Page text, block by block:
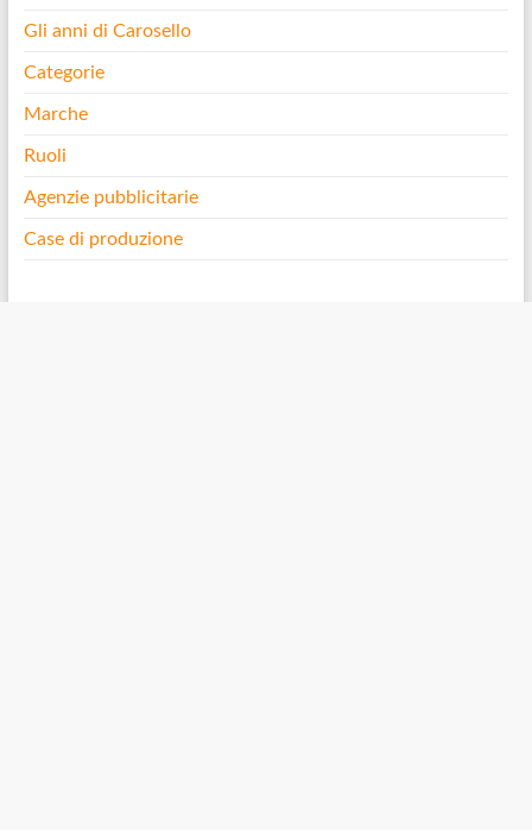
Gli anni di Carosello
Categorie
Marche
Ruoli
Agenzie pubblicitarie
Case di produzione